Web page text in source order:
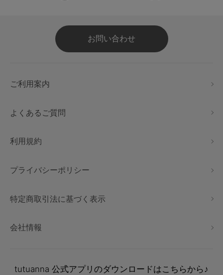
お問い合わせ
ご利用案内
よくあるご質問
利用規約
プライバシーポリシー
特定商取引法に基づく表示
会社情報
tutuanna 公式アプリのダウンロードはこちらから♪